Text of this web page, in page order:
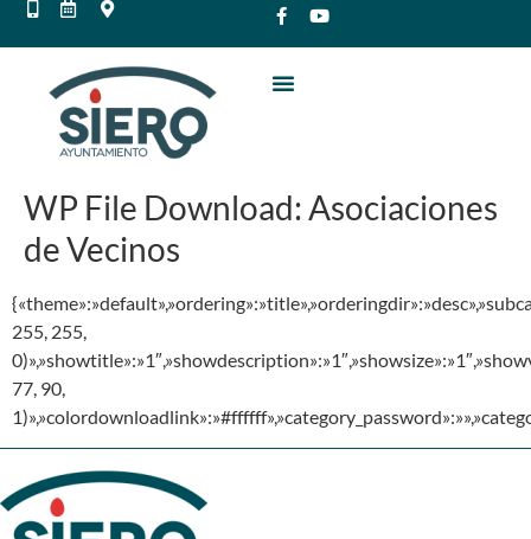
WP File Download:Asociaciones
de Vecinos
255, 255,
77, 90,